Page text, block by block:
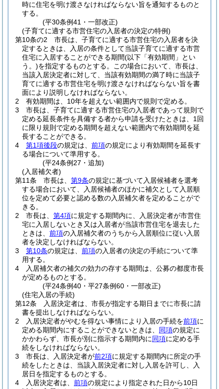
時に住宅を明け渡さなければならない旨を通知するものと
する。
(平30条例41・一部改正)
(子育てに適する市営住宅の入居者の決定の特例)
第10条の2
市長は、子育てに適する市営住宅の入居者を決
定するときは、入居の条件として当該子育てに適する市営
住宅に入居することができる期間(以下「有効期間」とい
う。)を指定するものとする。
この場合において、市長は、
当該入居決定者に対して、当該有効期間の満了時に当該子
育てに適する市営住宅を明け渡さなければならない旨を書
面により説明しなければならない。
2
有効期間は、10年を超えない範囲内で規則で定める。
3
市長は、子育てに適する市営住宅の入居者であって規則で
定める延長条件を具備する者から申請を受けたときは、1回
に限り規則で定める期間を超えない範囲内で有効期間を延
長することができる。
4
第1項後段の規定は、 前項の規定により有効期間を延長す
る場合について準用する。
(平24条例27・追加)
(入居補欠者)
第11条
市長は、 第9条の規定に基づいて入居候補者を選考
する場合において、入居候補者のほかに補欠として入居順
位を定めて必要と認める数の入居補欠者を定めることがで
きる。
2
市長は、 第4項に規定する期間内に、入居決定者が市営住
宅に入居しないとき又は入居者が当該市営住宅を退去した
ときは、 前項の入居補欠者のうちから入居順位に従い入居
者を決定しなければならない。
3
第10条の規定は、 前項の入居者の決定の手続について準
用する。
4
入居補欠者の補欠の効力の存する期間は、公募の都度市長
が定めるものとする。
(平24条例40・平27条例60・一部改正)
(住宅入居の手続)
第12条
入居決定者は、市長が指定する期日までに市長に請
書を提出しなければならない。
2
入居決定者がやむを得ない事情により入居の手続を前項に
定める期間内にすることができないときは、 同項の規定に
かかわらず、市長が別に指示する期間内に同項に定める手
続をしなければならない。
3
市長は、入居決定者が前2項に規定する期間内に所定の手
続をしたときは、当該入居決定者に対し入居を許可し、入
居日を指定するものとする。
4
入居決定者は、 前項の規定により指定された日から10日